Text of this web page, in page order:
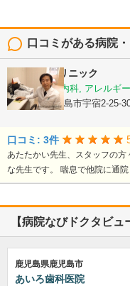
口コミがある病院
栃木隆男クリニック
内科, 呼吸器内科, アレルギ
鹿児島県鹿児島市宇宿2-25-
口コミ: 3件
あたたかい先生、スタッフの
な先生です。 喘息で他院に通
【病院なびドクタビ
鹿児島県鹿児島市
あいろ歯科医院